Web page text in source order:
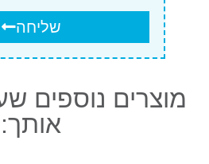
שליחה
מוצרים נוספים
אותך: